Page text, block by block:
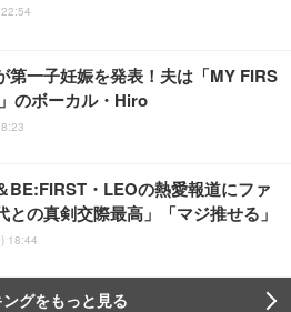
第一子妊娠を発表！夫は「MY FIRS
のボーカル・Hiro
BE:FIRST・LEOの熱愛報道にファ
との真剣交際最高」「マジ推せる」
18:44
グをもっと見る